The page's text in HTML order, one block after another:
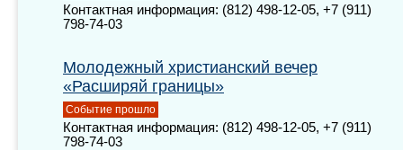
Контактная информация: (812) 498-12-05, +7 (911)
798-74-03
Молодежный христианский вечер
«Расширяй границы»
Событие прошло
Контактная информация: (812) 498-12-05, +7 (911)
798-74-03